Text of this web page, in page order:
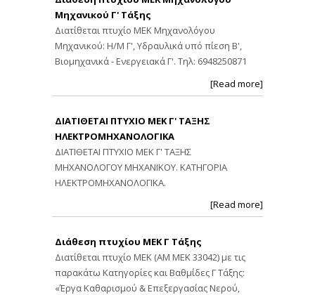
Μηχανικού Γ' Τάξης
Διατίθεται πτυχίο ΜΕΚ Μηχανολόγου
Μηχανικού: Η/Μ Γ', Υδραυλικά υπό πίεση Β',
Βιομηχανικά - Ενεργειακά Γ'. Τηλ: 6948250871
[Read more]
ΔΙΑΤΙΘΕΤΑΙ ΠΤΥΧΙΟ ΜΕΚ Γ' ΤΑΞΗΣ
ΗΛΕΚΤΡΟΜΗΧΑΝΟΛΟΓΙΚΑ
ΔΙΑΤΙΘΕΤΑΙ ΠΤΥΧΙΟ ΜΕΚ Γ' ΤΑΞΗΣ
ΜΗΧΑΝΟΛΟΓΟΥ ΜΗΧΑΝΙΚΟΥ. ΚΑΤΗΓΟΡΙΑ
ΗΛΕΚΤΡΟΜΗΧΑΝΟΛΟΓΙΚΑ.
[Read more]
Διάθεση πτυχίου ΜΕΚ Γ Τάξης
Διατίθεται πτυχίο ΜΕΚ (ΑΜ ΜΕΚ 33042) με τις
παρακάτω Κατηγορίες και Βαθμίδες Γ Τάξης:
«Έργα Καθαρισμού & Επεξεργασίας Νερού,